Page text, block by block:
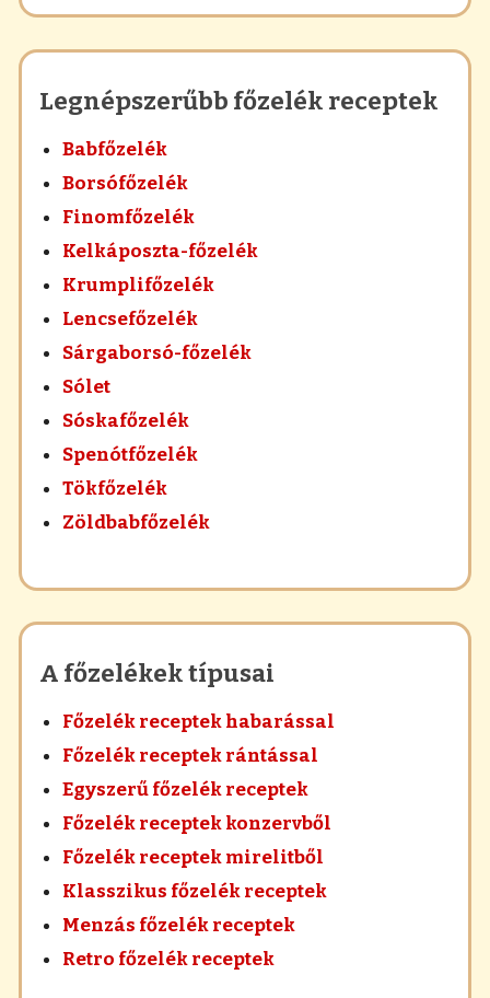
Legnépszerűbb főzelék receptek
Babfőzelék
Borsófőzelék
Finomfőzelék
Kelkáposzta-főzelék
Krumplifőzelék
Lencsefőzelék
Sárgaborsó-főzelék
Sólet
Sóskafőzelék
Spenótfőzelék
Tökfőzelék
Zöldbabfőzelék
A főzelékek típusai
Főzelék receptek habarással
Főzelék receptek rántással
Egyszerű főzelék receptek
Főzelék receptek konzervből
Főzelék receptek mirelitből
Klasszikus főzelék receptek
Menzás főzelék receptek
Retro főzelék receptek